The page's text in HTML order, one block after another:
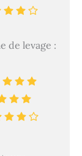
de levage :